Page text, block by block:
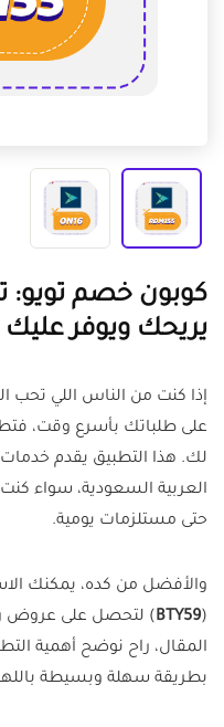
كوبون خصم تويو:
يريحك ويوفر عليك
إذا كنت من الناس اللي
لك. هذا التطبيق يقدم
العربية السعودية، سواء
حتى مستلزمات يومية.
والأفضل من كده، يمكنك
(
BTY59) لتحصل على عروض
المقال، راح نوضح أهمية
بطريقة سهلة وبسيطة